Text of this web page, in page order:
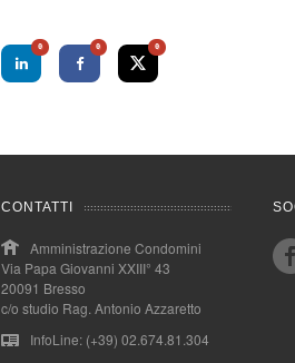
0 0 0
CONTATTI
Amministrazione Condomini
Via Papa Giovanni XXIII° 43
20091 Bresso
c/o studio Rag. Antonio Azzaretto
InfoLine: (+39) 02.674.81.304